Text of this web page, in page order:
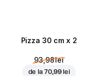
Pizza 30 cm x 2
93,98 lei
de la 70,99 lei